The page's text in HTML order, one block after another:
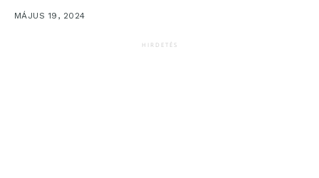
nagyban befolyásolják....
MÁJUS 19, 2024
HIRDETÉS